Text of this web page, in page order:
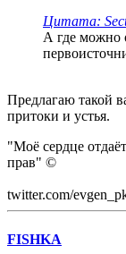
Цитата:
А где можно
Предлагаю такой
притоки и устья.
"Моё сердце
прав" ©
twitter.com/
FISHKA